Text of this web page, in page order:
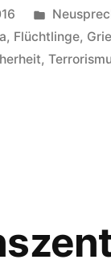
in
, Flüchtlinge,
,